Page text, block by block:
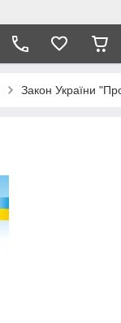
Закон України